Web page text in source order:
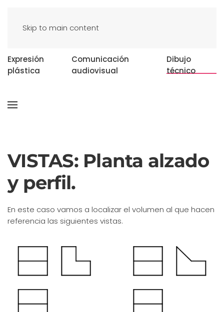
Skip to main content
Expresión
plástica
Comunicación
audiovisual
Dibujo
técnico
VISTAS: Planta alzado
y perfil.
En este caso vamos a localizar el volumen al que hacen
referencia las siguientes vistas.